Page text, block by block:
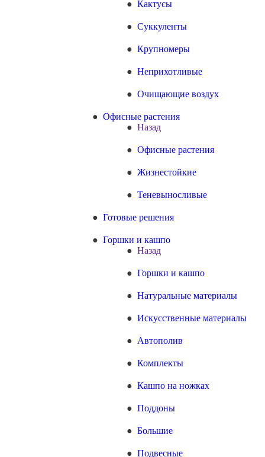
Кактусы
Суккуленты
Крупномеры
Неприхотливые
Очищающие воздух
Офисные растения
Назад
Офисные растения
Жизнестойкие
Теневыносливые
Готовые решения
Горшки и кашпо
Назад
Горшки и кашпо
Натуральные материалы
Искусственные материалы
Автополив
Комплекты
Кашпо на ножках
Поддоны
Большие
Подвесные